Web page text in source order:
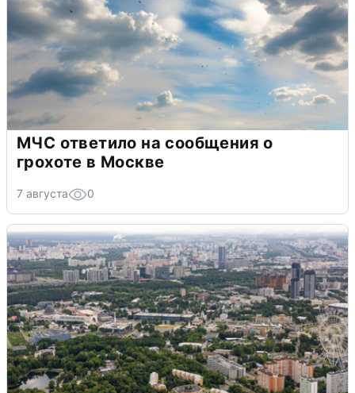
МЧС ответило на сообщения о
грохоте в Москве
7 августа 0